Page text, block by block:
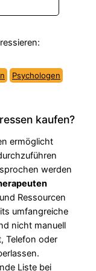
Psychologen
kaufen?
ermöglicht
werden
Ressourcen
umfangreiche
nicht manuell
Telefon oder
Liste bei